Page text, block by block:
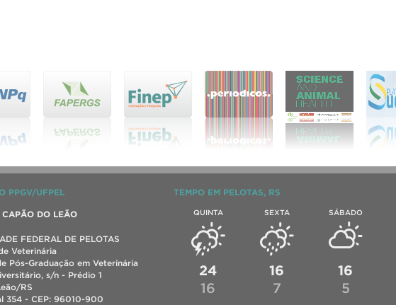
PPGV/UFPEL
CAPÃO DO LEÃO
FEDERAL DE PELOTAS
Veterinária
Pós-Graduação em Veterinária
s/n - Prédio 1
RS
354 - CEP: 96010-900
TEMPO EM PELOTAS, RS
QUINTA
24
16
SEXTA
16
7
SÁBADO
16
5